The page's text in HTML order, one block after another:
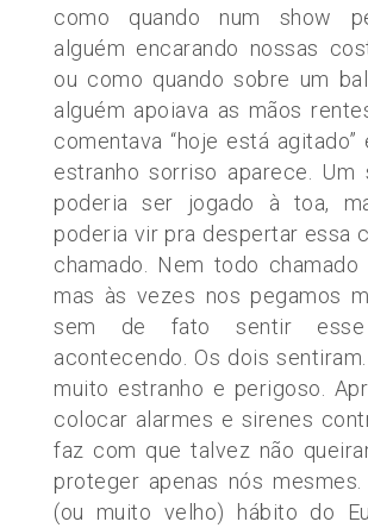
como quando num show
alguém encarando nossas
ou como quando sobre um
alguém apoiava as mãos
comentava “hoje está agitado”
estranho sorriso aparece. Um
poderia ser jogado à toa,
poderia vir pra despertar essa
chamado. Nem todo chamado
mas às vezes nos pegamos
sem de fato sentir esse
acontecendo. Os dois
muito estranho e perigoso.
colocar alarmes e sirenes
faz com que talvez não
proteger apenas nós
(ou muito velho) hábito do